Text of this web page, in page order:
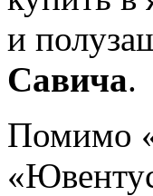
и
Савича.
Помимо